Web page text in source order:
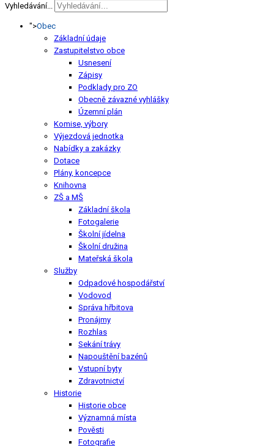
Vyhledávání...
">Obec
Základní údaje
Zastupitelstvo obce
Usnesení
Zápisy
Podklady pro ZO
Obecně závazné vyhlášky
Územní plán
Komise, výbory
Výjezdová jednotka
Nabídky a zakázky
Dotace
Plány, koncepce
Knihovna
ZŠ a MŠ
Základní škola
Fotogalerie
Školní jídelna
Školní družina
Mateřská škola
Služby
Odpadové hospodářství
Vodovod
Správa hřbitova
Pronájmy
Rozhlas
Sekání trávy
Napouštění bazénů
Vstupní byty
Zdravotnictví
Historie
Historie obce
Významná místa
Pověsti
Fotografie